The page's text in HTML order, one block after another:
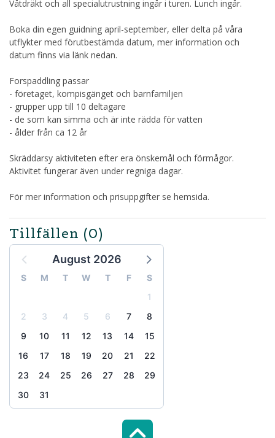
Våtdräkt och all specialutrustning ingår i turen. Lunch ingår.
Boka din egen guidning april-september, eller delta på våra
utflykter med förutbestämda datum, mer information och
datum finns via länk nedan.
Forspaddling passar
- företaget, kompisgänget och barnfamiljen
- grupper upp till 10 deltagare
- de som kan simma och är inte rädda för vatten
- ålder från ca 12 år
Skräddarsy aktiviteten efter era önskemål och förmågor.
Aktivitet fungerar även under regniga dagar.
För mer information och prisuppgifter se hemsida.
Tillfällen (0)
August 2026
S M T W T F
S
1
2
3 4 5 6 7
8
9
10 11 12 13 14
15
16
17 18 19 20 21
22
23
24 25 26 27 28
29
30
31